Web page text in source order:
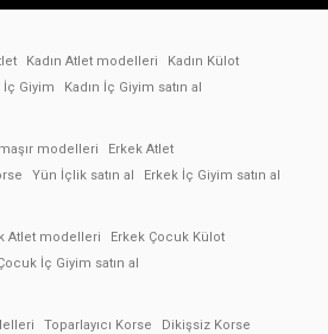
Kadın Atlet modelleri
Kadın Külot
İç Giyim Kadın İç Giyim satın al
modelleri
Erkek Atlet
Yün İçlik satın al Erkek İç Giyim satın al
Atlet modelleri
Erkek Çocuk Külot
İç Giyim satın al
Toparlayıcı Korse Dikişsiz Korse